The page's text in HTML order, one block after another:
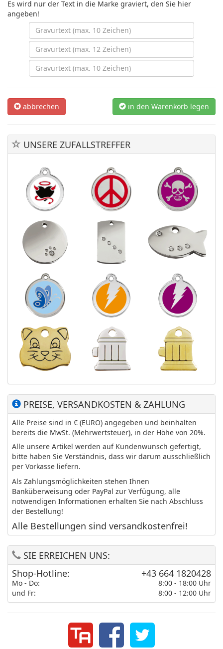
Es wird nur der Text in die Marke graviert, den Sie hier
angeben!
abbrechen in den Warenkorb legen
UNSERE ZUFALLSTREFFER
PREISE, VERSANDKOSTEN & ZAHLUNG
Alle Preise sind in € (EURO) angegeben und beinhalten
bereits die MwSt. (Mehrwertsteuer), in der Höhe von 20%.
Alle unsere Artikel werden auf Kundenwunsch gefertigt,
bitte haben Sie Verständnis, dass wir darum ausschließlich
per Vorkasse liefern.
Als Zahlungsmöglichkeiten stehen Ihnen
Banküberweisung oder PayPal zur Verfügung, alle
notwendigen Informationen erhalten Sie nach Abschluss
der Bestellung!
Alle Bestellungen sind versandkostenfrei!
SIE ERREICHEN UNS:
Shop-Hotline:
Mo - Do:
und Fr:
+43 664 1820428
8:00 - 18:00 Uhr
8:00 - 12:00 Uhr